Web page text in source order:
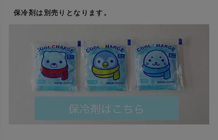
保冷剤は別売りとなります。